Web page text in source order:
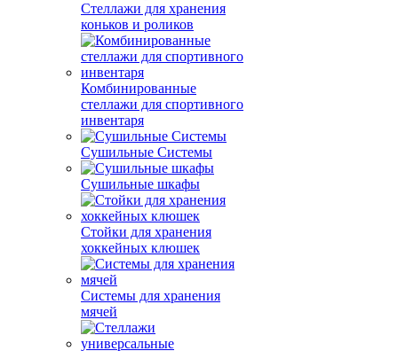
Стеллажи для хранения
коньков и роликов
Комбинированные
стеллажи для спортивного
инвентаря
Сушильные Системы
Сушильные шкафы
Стойки для хранения
хоккейных клюшек
Системы для хранения
мячей